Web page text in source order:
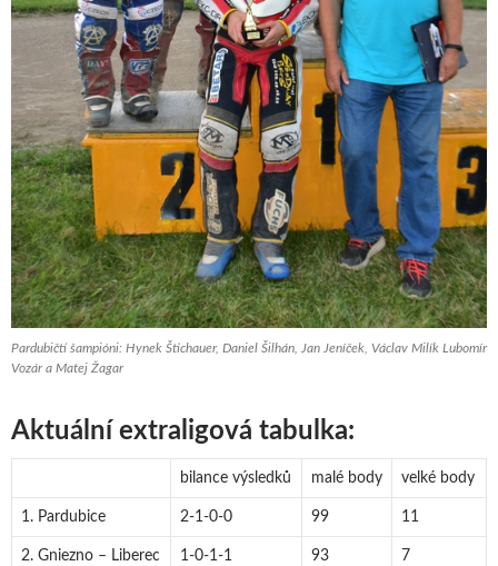
Pardubičtí šampióni: Hynek Štichauer, Daniel Šilhán, Jan Jeníček, Václav Milík Lubomír
Vozár a Matej Žagar
Aktuální extraligová tabulka:
bilance výsledků malé body velké body
1. Pardubice 2-1-0-0 99 11
2. Gniezno – Liberec 1-0-1-1 93 7